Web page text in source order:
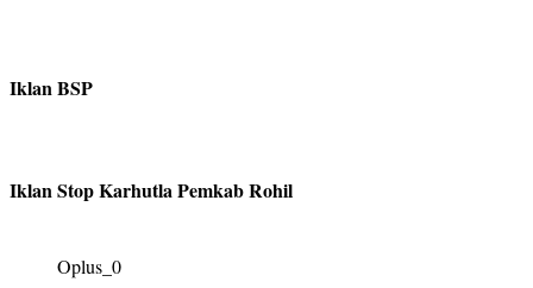
Iklan BSP
Iklan Stop Karhutla Pemkab Rohil
Oplus_0